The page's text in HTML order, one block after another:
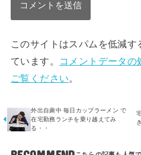
このサイトはスパムを低減
ています。
コメントデータの
ご覧ください。
外出自粛中 毎日カップラーメン で
在宅勤務ランチを乗り越えてみ
る・・